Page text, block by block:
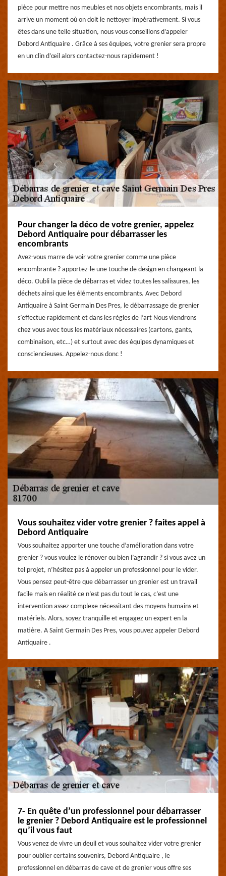
pièce pour mettre nos meubles et nos objets encombrants, mais il
arrive un moment où on doit le nettoyer impérativement. Si vous
êtes dans une telle situation, nous vous conseillons d’appeler
Debord Antiquaire . Grâce à ses équipes, votre grenier sera propre
en un clin d’œil alors contactez-nous rapidement !
Pour changer la déco de votre grenier, appelez
Debord Antiquaire pour débarrasser les
encombrants
Avez-vous marre de voir votre grenier comme une pièce
encombrante ? apportez-le une touche de design en changeant la
déco. Oubli la pièce de débarras et videz toutes les salissures, les
déchets ainsi que les éléments encombrants. Avec Debord
Antiquaire à Saint Germain Des Pres, le débarrassage de grenier
s’effectue rapidement et dans les règles de l’art Nous viendrons
chez vous avec tous les matériaux nécessaires (cartons, gants,
combinaison, etc…) et surtout avec des équipes dynamiques et
consciencieuses. Appelez-nous donc !
Vous souhaitez vider votre grenier ? faites appel à
Debord Antiquaire
Vous souhaitez apporter une touche d’amélioration dans votre
grenier ? vous voulez le rénover ou bien l’agrandir ? si vous avez un
tel projet, n’hésitez pas à appeler un professionnel pour le vider.
Vous pensez peut-être que débarrasser un grenier est un travail
facile mais en réalité ce n’est pas du tout le cas, c’est une
intervention assez complexe nécessitant des moyens humains et
matériels. Alors, soyez tranquille et engagez un expert en la
matière. A Saint Germain Des Pres, vous pouvez appeler Debord
Antiquaire .
7- En quête d’un professionnel pour débarrasser
le grenier ? Debord Antiquaire est le professionnel
qu’il vous faut
Vous venez de vivre un deuil et vous souhaitez vider votre grenier
pour oublier certains souvenirs, Debord Antiquaire , le
professionnel en débarras de cave et de grenier vous offre ses